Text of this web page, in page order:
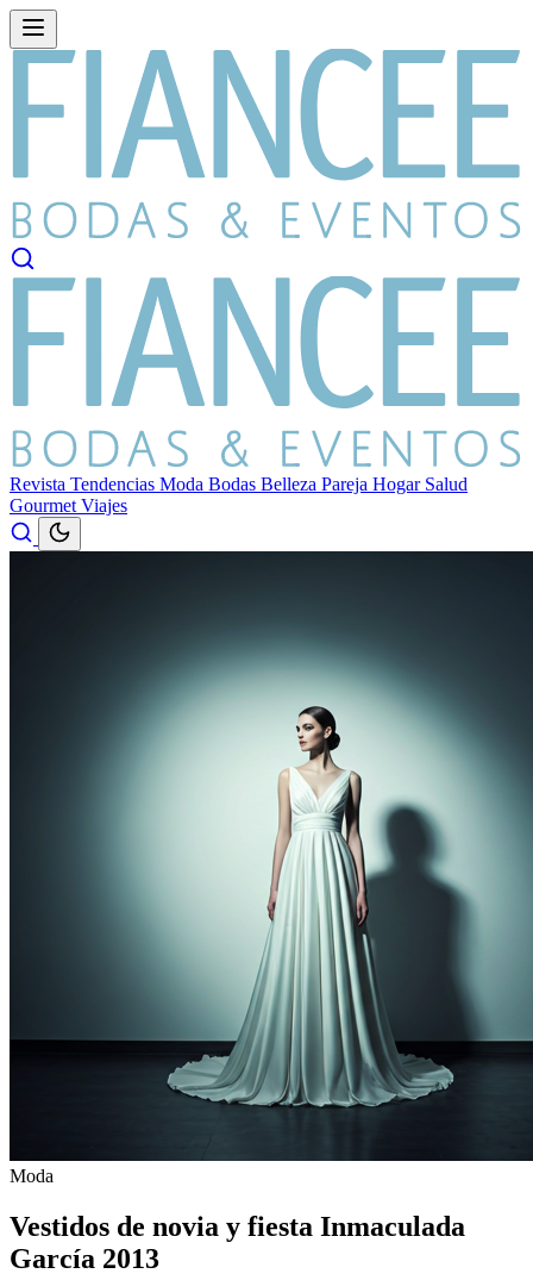
Revista Tendencias Moda Bodas Belleza Pareja Hogar Salud
Gourmet Viajes
Moda
Vestidos de novia y fiesta Inmaculada
García 2013